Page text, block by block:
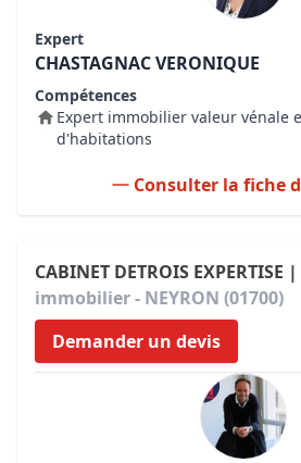
Expert
CHASTAGNAC VERONIQUE
Compétences
Expert immobilier valeur vénale
d'habitations
Consulter la fiche
CABINET DETROIS EXPERTISE |
immobilier - NEYRON (01700)
Demander un devis